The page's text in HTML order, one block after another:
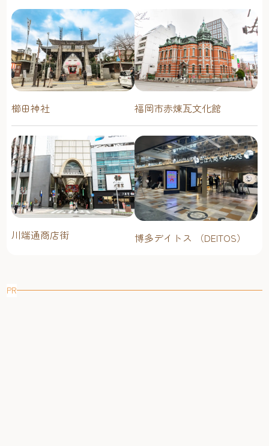
櫛田神社 福岡市赤煉瓦文化館
川端通商店街 博多デイトス （DEITOS）
PR